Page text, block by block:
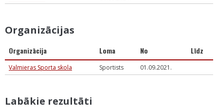
Organizācijas
Organizācija Loma No Līdz
Valmieras Sporta skola Sportists 01.09.2021.
Labākie rezultāti